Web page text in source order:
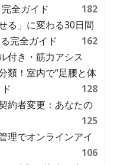
全ガイド
182
る」に変わる30日間
完全ガイド
162
付き・筋力アシス
類！室内で“足腰と体
128
約者変更：あなたの
125
理でオンラインアイ
106